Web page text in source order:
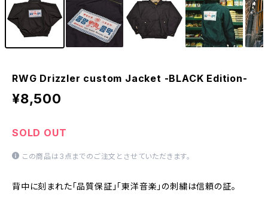
RWG Drizzler custom Jacket -BLACK Edition-
¥8,500
SOLD OUT
この商品は3点までのご注文とさせていただきます。
背中に刻まれた「品質保証」「東洋音楽」の刺繍は信頼の証。